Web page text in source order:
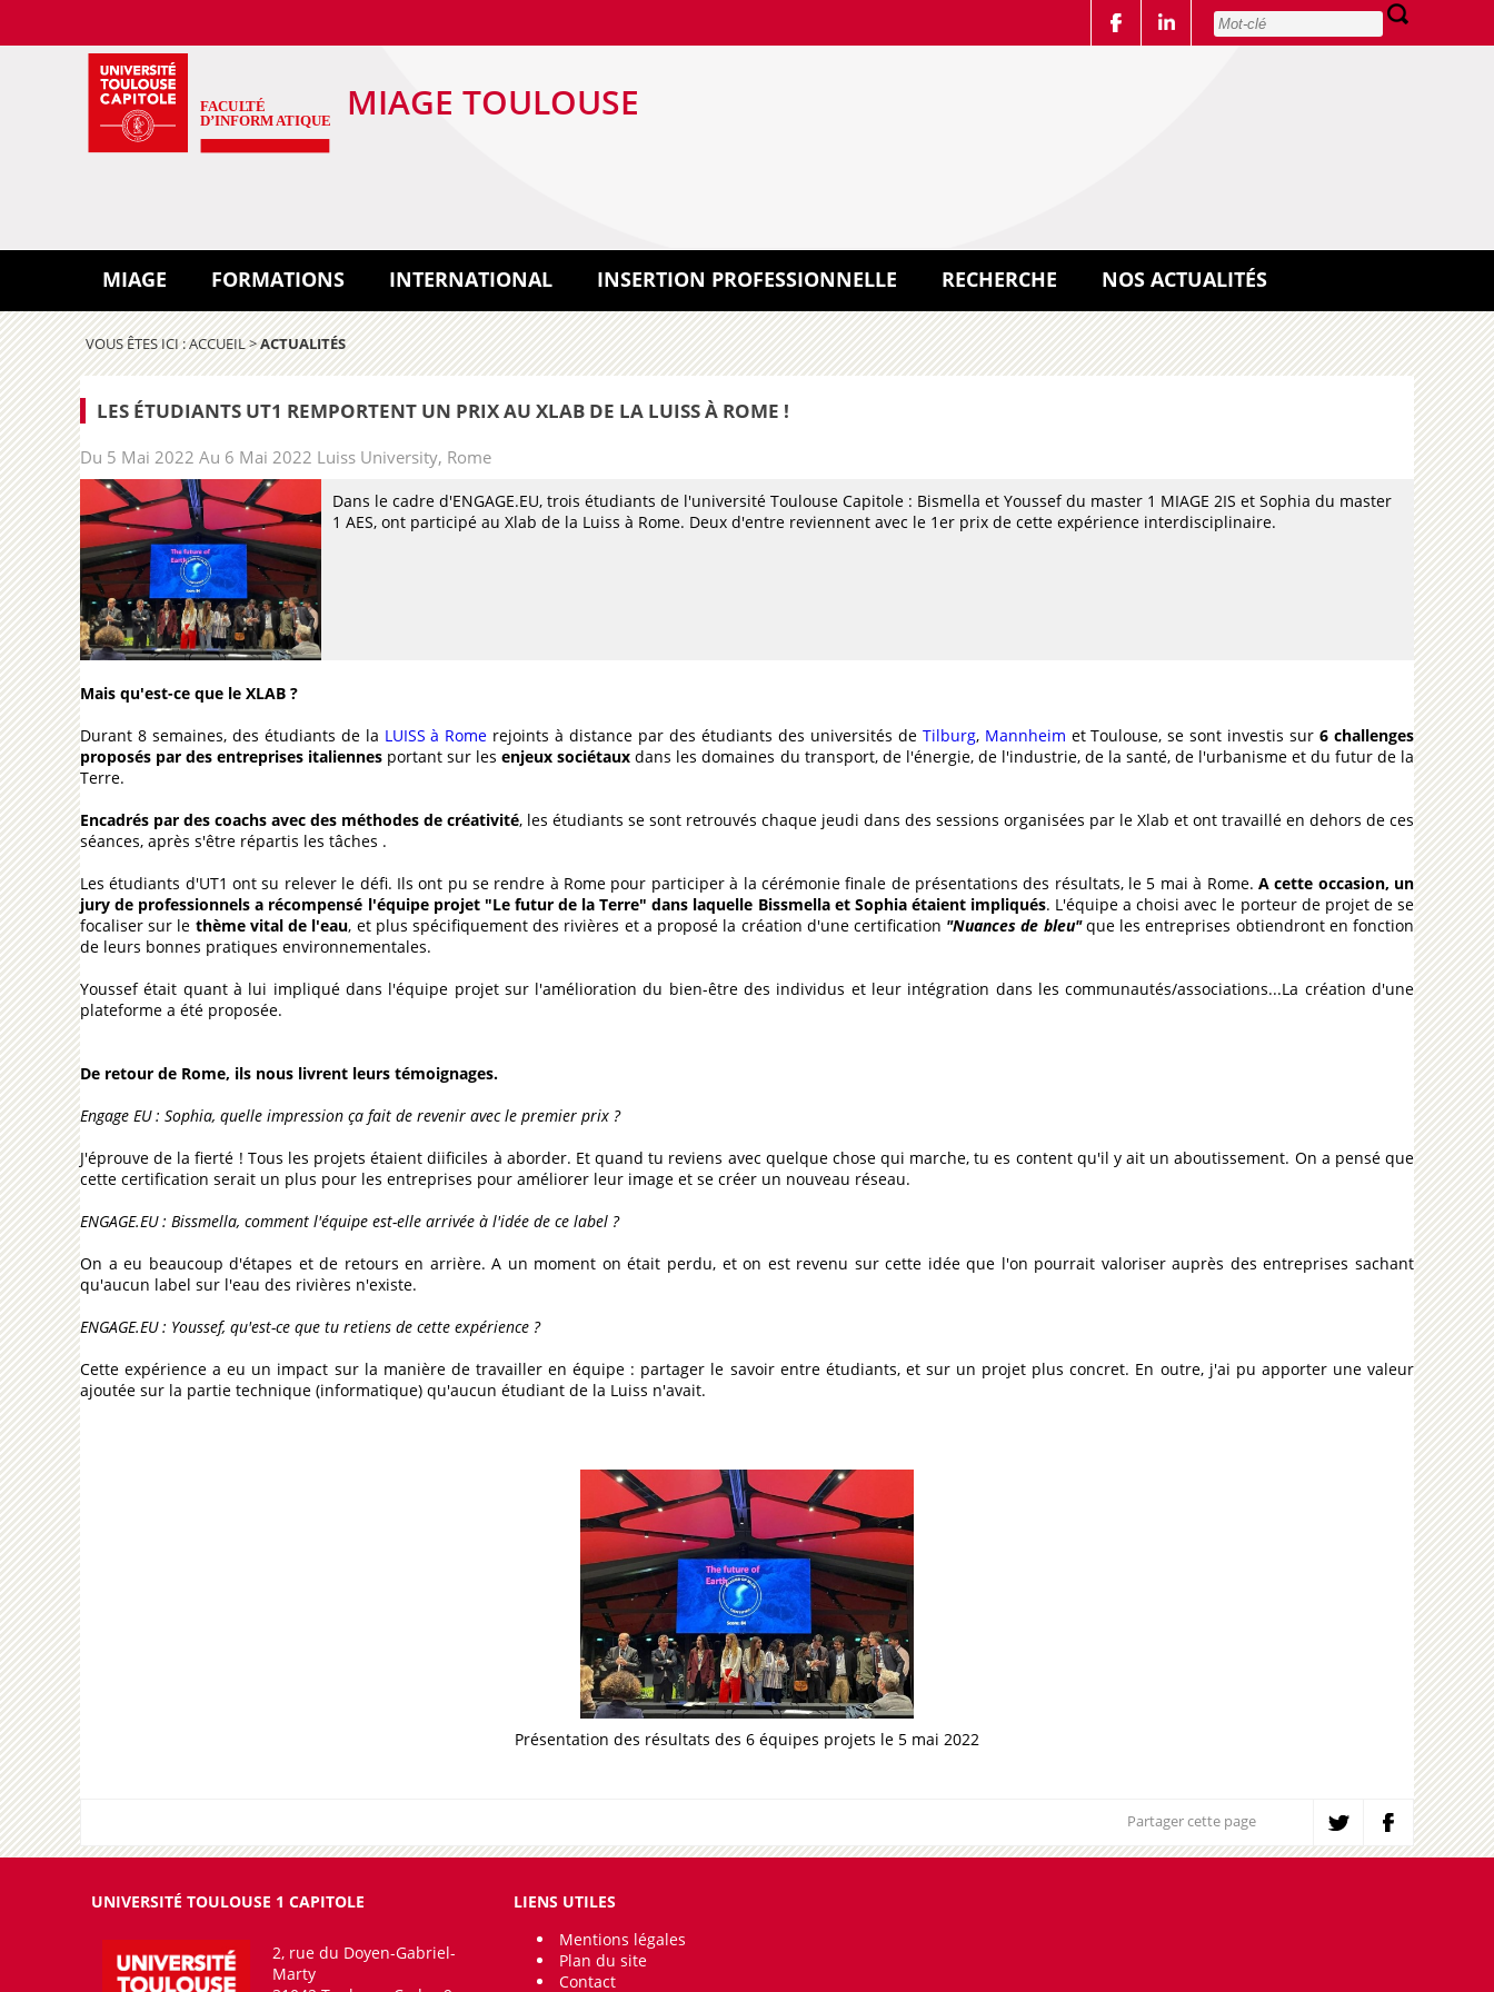
MIAGE TOULOUSE
MIAGE FORMATIONS INTERNATIONAL INSERTION PROFESSIONNELLE RECHERCHE NOS ACTUALITÉS
VOUS ÊTES ICI :ACCUEIL>ACTUALITÉS
LES ÉTUDIANTS UT1 REMPORTENT UN PRIX AU XLAB DE LA LUISS À ROME !
Du 5 Mai 2022 Au 6 Mai 2022 Luiss University, Rome
Dans le cadre d'ENGAGE.EU, trois étudiants de l'université Toulouse Capitole : Bismella et Youssef du master 1 MIAGE 2IS et Sophia du master
1 AES, ont participé au Xlab de la Luiss à Rome. Deux d'entre reviennent avec le 1er prix de cette expérience interdisciplinaire.
Mais qu'est-ce que le XLAB ?
Durant 8 semaines, des étudiants de la LUISS à Rome rejoints à distance par des étudiants des universités de Tilburg, Mannheim et Toulouse, se sont investis sur6 challenges
proposés par des entreprises italiennes portant sur lesenjeux sociétaux dans les domaines du transport, de l'énergie, de l'industrie, de la santé, de l'urbanisme et du futur de la
Terre.
Encadrés par des coachs avec des méthodes de créativité, les étudiants se sont retrouvés chaque jeudi dans des sessions organisées par le Xlab et ont travaillé en dehors de ces
séances, après s'être répartis les tâches .
Les étudiants d'UT1 ont su relever le défi. Ils ont pu se rendre à Rome pour participer à la cérémonie finale de présentations des résultats, le 5 mai à Rome. A cette occasion, un
jury de professionnels a récompensé l'équipe projet "Le futur de la Terre" dans laquelle Bissmella et Sophia étaient impliqués. L'équipe a choisi avec le porteur de projet de se
focaliser sur le thème vital de l'eau, et plus spécifiquement des rivières et a proposé la création d'une certification "Nuances de bleu"que les entreprises obtiendront en fonction
de leurs bonnes pratiques environnementales.
Youssef était quant à lui impliqué dans l'équipe projet sur l'amélioration du bien-être des individus et leur intégration dans les communautés/associations...La création d'une
plateforme a été proposée.
De retour de Rome, ils nous livrent leurs témoignages.
Engage EU: Sophia, quelle impression ça fait de revenir avec le premier prix ?
J'éprouve de la fierté ! Tous les projets étaient diificiles à aborder. Et quand tu reviens avec quelque chose qui marche, tu es content qu'il y ait un aboutissement. On a pensé que
cette certification serait un plus pour les entreprises pour améliorer leur image et se créer un nouveau réseau.
ENGAGE.EU : Bissmella, comment l'équipe est-elle arrivée à l'idée de ce label ?
On a eu beaucoup d'étapes et de retours en arrière. A un moment on était perdu, et on est revenu sur cette idée que l'on pourrait valoriser auprès des entreprises sachant
qu'aucun label sur l'eau des rivières n'existe.
ENGAGE.EU : Youssef, qu'est-ce que tu retiens de cette expérience ?
Cette expérience a eu un impact sur la manière de travailler en équipe : partager le savoir entre étudiants, et sur un projet plus concret. En outre, j'ai pu apporter une valeur
ajoutée sur la partie technique (informatique) qu'aucun étudiant de la Luiss n'avait.
Présentation des résultats des 6 équipes projets le 5 mai 2022
Partager cette page
UNIVERSITÉ TOULOUSE 1 CAPITOLE
2, rue du Doyen-Gabriel-
Marty
LIENS UTILES
Mentions légales
Plan du site
Contact